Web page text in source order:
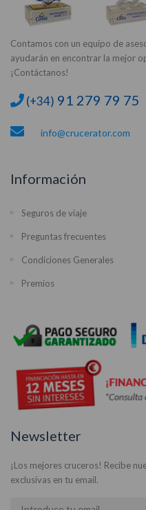
Contamos con un equipo de
ayudarán en encontrar la mejor
¡Contáctanos!
(+34) 91 279 79 75
info@crucerator.com
Información
Seguros de viaje
Preguntas frecuentes
Condiciones Generales
Premios
Newsletter
¡Los mejores cruceros! Recibe
exclusivas en tu email.